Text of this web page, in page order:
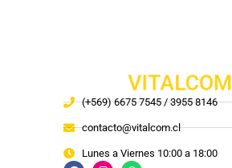
VITALCOM
(+569) 6675 7545 / 3955 8146
contacto@vitalcom.cl
Lunes a Viernes 10:00 a 18:00